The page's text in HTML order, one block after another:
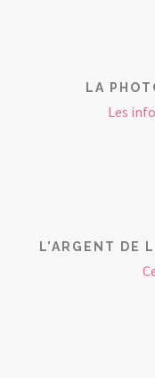
LA
Les
L'ARGENT DE